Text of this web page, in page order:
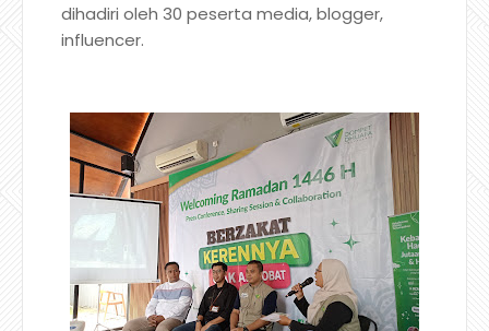
dihadiri oleh 30 peserta media, blogger,
influencer.